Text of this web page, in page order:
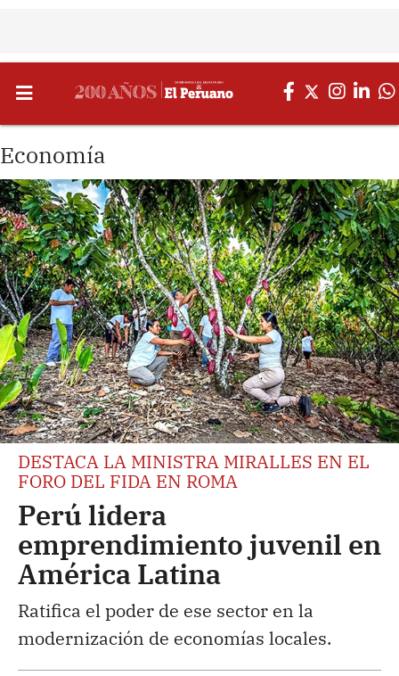
Economía
DESTACA LA MINISTRA MIRALLES EN EL
FORO DEL FIDA EN ROMA
Perú lidera
emprendimiento juvenil en
América Latina
Ratifica el poder de ese sector en la
modernización de economías locales.